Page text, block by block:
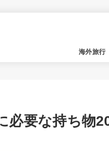
海外旅行
必要な持ち物